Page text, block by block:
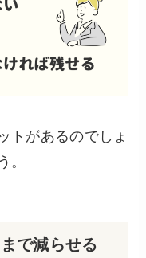
トがあるのでしょ
。
で減らせる